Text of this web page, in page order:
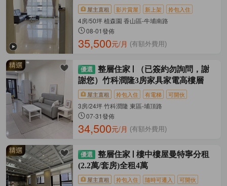
屋主直租 影片賞屋 新上架 拎包入住
4房/50坪 植森園 香山區-牛埔南路
08-01發佈
35,500元/月 (有額外費用)
整層住家
（已簽約勿詢問，謝
謝您）竹科潤隆3房家具家電高樓層
屋主直租 拎包入住 有電梯 可開伙
3房/24坪 竹科潤隆 東區-埔頂路
07-31發佈
34,500元/月 (有額外費用)
整層住家
樓中樓屋曼特寧分租
(2.2萬/套房)全租4萬
屋主直租 拎包入住 隨時可遷入 可開伙